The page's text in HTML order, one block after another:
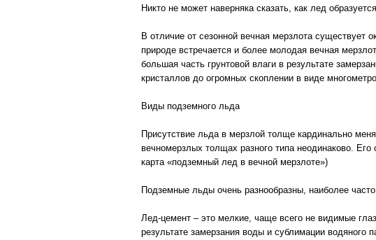
Никто не может наверняка сказать, как лед
В отличие от сезонной вечная мерзлота существует
природе встречается и более молодая вечная
большая часть грунтовой влаги в результате
кристаллов до огромных скоплении в виде
Виды подземного льда
Присутствие льда в мерзлой толще кардинально
вечномерзлых толщах разного типа неодинаково.
карта «подземный лед в вечной мерзлоте»)
Подземные льды очень разнообразны, наиболее
Лед-цемент – это мелкие, чаще всего не видимые
результате замерзания воды и сублимации